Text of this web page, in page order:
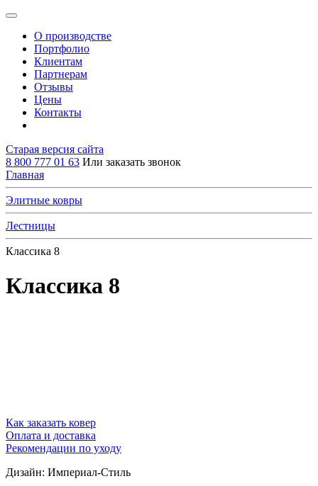
О производстве
Портфолио
Клиентам
Партнерам
Отзывы
Цены
Контакты
Старая версия сайта
8 800 777 01 63 Или заказать звонок
Главная
Элитные ковры
Лестницы
Классика 8
Классика 8
Как заказать ковер
Оплата и доставка
Рекомендации по уходу
Дизайн: Империал-Стиль